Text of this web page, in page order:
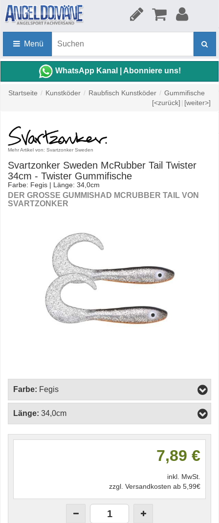
Menü
WhatsApp Kanal | Abonniere uns!
Startseite / Kunstköder / Raubfisch Kunstköder / Gummifische
[<zurück] | [weiter>]
Mehr Artikel von: Svartzonker Sweden
Svartzonker Sweden McRubber Tail Twister
34cm - Twister Gummifische
Farbe: Fegis | Länge: 34,0cm
DER GROSSE GUMMISHAD MCRUBBER TAIL VON S
VARTZONKER
Farbe: Fegis
Länge: 34,0cm
7,89 €
inkl. MwSt.
zzgl. Versandkosten ab 5,99€